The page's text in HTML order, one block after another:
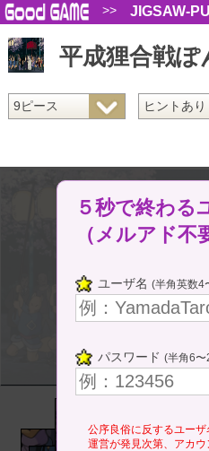
>> JIGSAW-
平成狸合戦ぽ
５秒で終わる
（メルアド不
ユーザ名 (半角英数4
パスワード (半角6
公序良俗に反するユーザ
運営が発見次第、アカウ